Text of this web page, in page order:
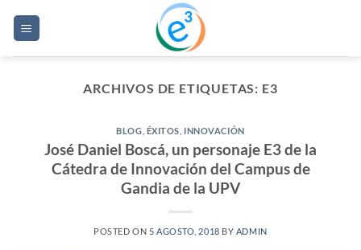
ARCHIVOS DE ETIQUETAS: E3
BLOG ÉXITOS INNOVACIÓN
José Daniel Boscá, un personaje E3 de la
Cátedra de Innovación del Campus de
Gandia de la UPV
POSTED ON 5 AGOSTO, 2018 BY ADMIN